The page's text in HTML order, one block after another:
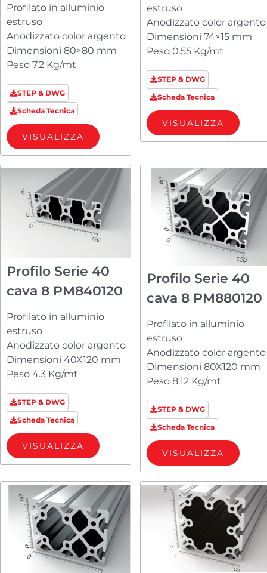
Profilato in alluminio
estruso
Anodizzato color argento
Dimensioni 80×80 mm
Peso 7.2 Kg/mt
STEP & DWG
Scheda Tecnica
VISUALIZZA
estruso
Anodizzato color argento
Dimensioni 74×15 mm
Peso 0.55 Kg/mt
STEP & DWG
Scheda Tecnica
VISUALIZZA
Profilo Serie 40
cava 8 PM840120
Profilato in alluminio
estruso
Anodizzato color argento
Dimensioni 40X120 mm
Peso 4.3 Kg/mt
STEP & DWG
Scheda Tecnica
VISUALIZZA
Profilo Serie 40
cava 8 PM880120
Profilato in alluminio
estruso
Anodizzato color argento
Dimensioni 80X120 mm
Peso 8.12 Kg/mt
STEP & DWG
Scheda Tecnica
VISUALIZZA